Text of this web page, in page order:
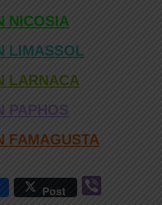
NICOSIA
LIMASSOL
LARNACA
PAPHOS
FAMAGUSTA
Post